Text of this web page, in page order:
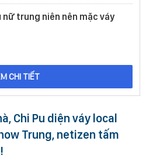
nữ trung niên nên mặc váy
CHI TIẾT
Chi Pu diện váy local
Trung, netizen tấm